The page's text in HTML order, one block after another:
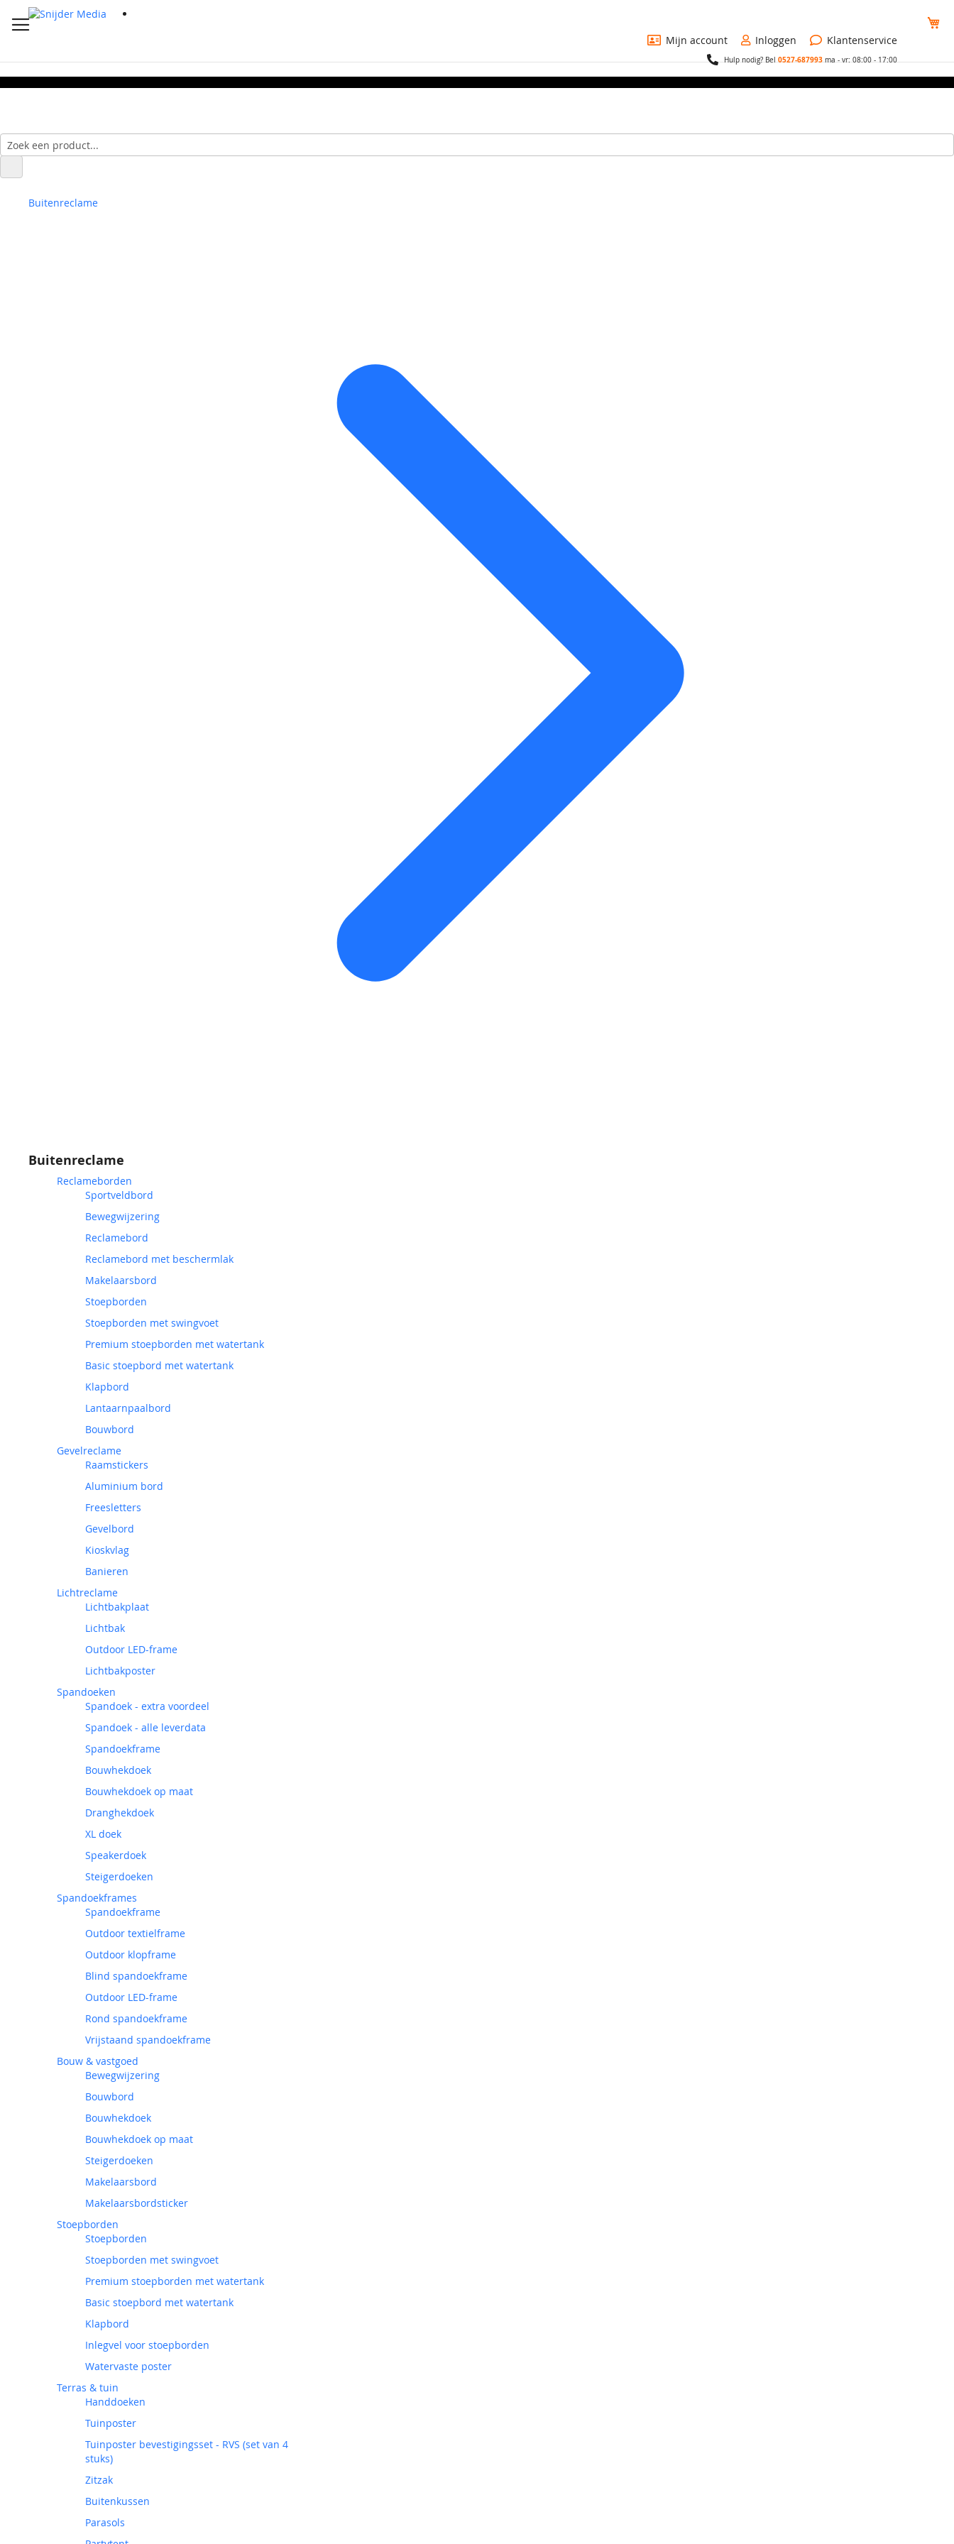
Mijn account
Inloggen Klantenservice
Hulp nodig? Bel0527-687993ma - vr: 08:00 - 17:00
Buitenreclame
Buitenreclame
Reclameborden
Sportveldbord
Bewegwijzering
Reclamebord
Reclamebord met beschermlak
Makelaarsbord
Stoepborden
Stoepborden met swingvoet
Premium stoepborden met watertank
Basic stoepbord met watertank
Klapbord
Lantaarnpaalbord
Bouwbord
Gevelreclame
Raamstickers
Aluminium bord
Freesletters
Gevelbord
Kioskvlag
Banieren
Lichtreclame
Lichtbakplaat
Lichtbak
Outdoor LED-frame
Lichtbakposter
Spandoeken
Spandoek - extra voordeel
Spandoek - alle leverdata
Spandoekframe
Bouwhekdoek
Bouwhekdoek op maat
Dranghekdoek
XL doek
Speakerdoek
Steigerdoeken
Spandoekframes
Spandoekframe
Outdoor textielframe
Outdoor klopframe
Blind spandoekframe
Outdoor LED-frame
Rond spandoekframe
Vrijstaand spandoekframe
Bouw & vastgoed
Bewegwijzering
Bouwbord
Bouwhekdoek
Bouwhekdoek op maat
Steigerdoeken
Makelaarsbord
Makelaarsbordsticker
Stoepborden
Stoepborden
Stoepborden met swingvoet
Premium stoepborden met watertank
Basic stoepbord met watertank
Klapbord
Inlegvel voor stoepborden
Watervaste poster
Terras & tuin
Handdoeken
Tuinposter
Tuinposter bevestigingsset - RVS (set van 4
stuks)
Zitzak
Buitenkussen
Parasols